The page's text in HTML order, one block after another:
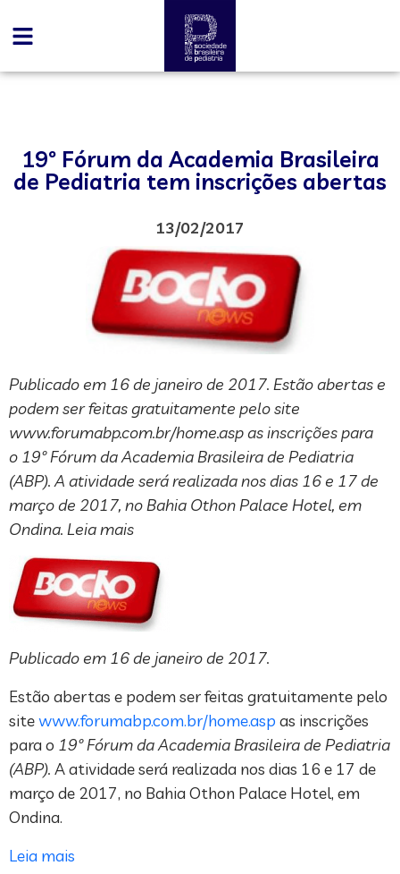
19º Fórum da Academia Brasileira
de Pediatria tem inscrições abertas
13/02/2017
Publicado em 16 de janeiro de 2017. Estão abertas e
podem ser feitas gratuitamente pelo site
www.forumabp.com.br/home.asp as inscrições para
o 19º Fórum da Academia Brasileira de Pediatria
(ABP). A atividade será realizada nos dias 16 e 17 de
março de 2017, no Bahia Othon Palace Hotel, em
Ondina. Leia mais
Publicado em 16 de janeiro de 2017.
Estão abertas e podem ser feitas gratuitamente pelo
sitewww.forumabp.com.br/home.asp as inscrições
para o 19º Fórum da Academia Brasileira de Pediatria
(ABP). A atividade será realizada nos dias 16 e 17 de
março de 2017, no Bahia Othon Palace Hotel, em
Ondina.
Leia mais